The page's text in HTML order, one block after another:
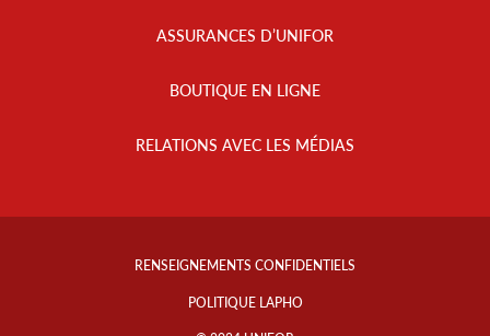
ASSURANCES D’UNIFOR
BOUTIQUE EN LIGNE
RELATIONS AVEC LES MÉDIAS
Footer
RENSEIGNEMENTS CONFIDENTIELS
POLITIQUE LAPHO